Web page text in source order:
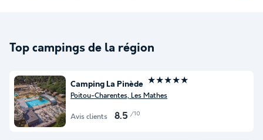
Top campings de la région
Camping La Pinède ★★★★★
Poitou-Charentes, Les Mathes
Avis clients 8.5 /10